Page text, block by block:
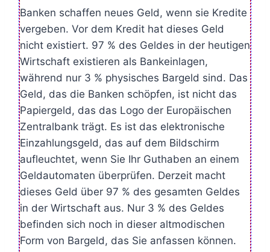
Banken schaffen neues Geld, wenn sie Kredite
vergeben. Vor dem Kredit hat dieses Geld
nicht existiert. 97 % des Geldes in der heutigen
Wirtschaft existieren als Bankeinlagen,
während nur 3 % physisches Bargeld sind. Das
Geld, das die Banken schöpfen, ist nicht das
Papiergeld, das das Logo der Europäischen
Zentralbank trägt. Es ist das elektronische
Einzahlungsgeld, das auf dem Bildschirm
aufleuchtet, wenn Sie Ihr Guthaben an einem
Geldautomaten überprüfen. Derzeit macht
dieses Geld über 97 % des gesamten Geldes
in der Wirtschaft aus. Nur 3 % des Geldes
befinden sich noch in dieser altmodischen
Form von Bargeld, das Sie anfassen können.